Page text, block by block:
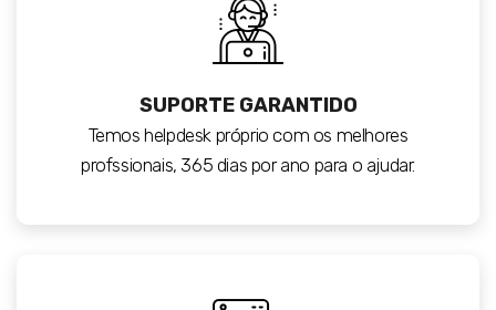
SUPORTE GARANTIDO
Temos helpdesk próprio com os melhores
profssionais, 365 dias por ano para o ajudar.